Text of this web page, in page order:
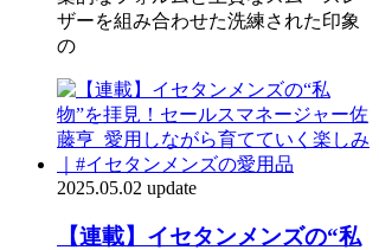
ザーを組み合わせた洗練された印象
の
2025.05.02 update
【連載】イセタンメンズの“私